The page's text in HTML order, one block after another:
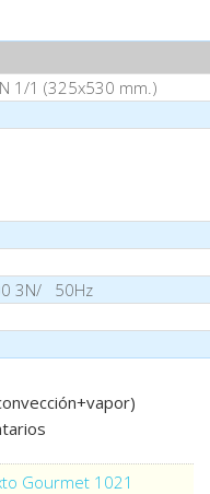
1/1 (325x530 mm.)
3N/ 50Hz
Gourmet 1021